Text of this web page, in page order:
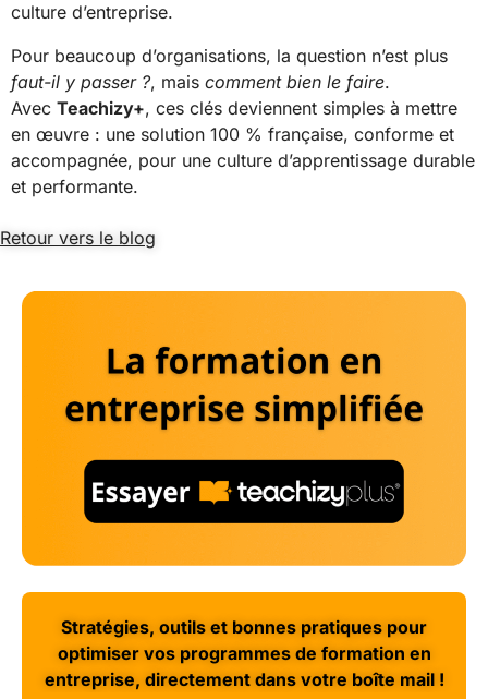
culture d’entreprise.
Pour beaucoup d’organisations, la question n’est plus
faut-il y passer ?, mais comment bien le faire.
Avec Teachizy+, ces clés deviennent simples à mettre
en œuvre : une solution 100 % française, conforme et
accompagnée, pour une culture d’apprentissage durable
et performante.
Retour vers le blog
Stratégies, outils et bonnes pratiques pour
optimiser vos programmes de formation en
entreprise, directement dans votre boîte mail !